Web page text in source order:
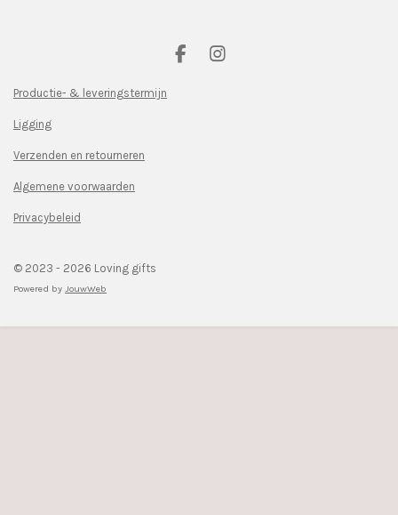
F
I
Productie- & leveringstermijn
Ligging
Verzenden en retourneren
Algemene voorwaarden
Privacybeleid
© 2023 - 2026 Loving gifts
Powered by JouwWeb